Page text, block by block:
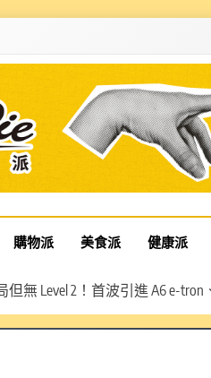
購物派 美食派 健康派
無 Level 2！首波引進 A6 e-